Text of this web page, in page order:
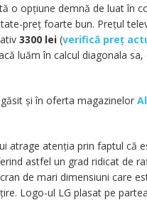
o opțiune demnă de luat în
preț foarte bun. Prețul
3300 lei (verifică preț
luăm în calcul diagonala sa,
și în oferta magazinelor
atrage atenția prin faptul că
astfel un grad ridicat de
de mari dimensiuni care
Logo-ul LG plasat pe